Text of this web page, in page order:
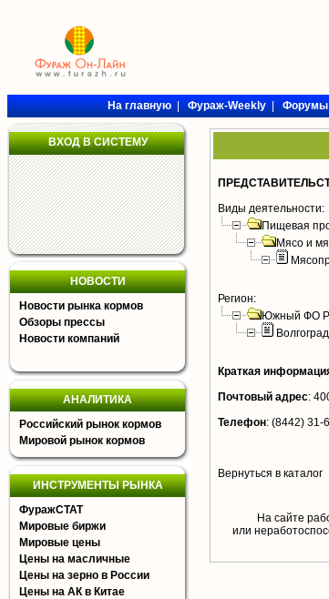
На главную|Фураж-Weekly|Форумы
ВХОД В СИСТЕМУ
НОВОСТИ
Новости рынка кормов
Обзоры прессы
Новости компаний
АНАЛИТИКА
Российский рынок кормов
Мировой рынок кормов
ИНСТРУМЕНТЫ РЫНКА
ФуражСТАТ
Мировые биржи
Мировые цены
Цены на масличные
Цены на зерно в России
Цены на АК в Китае
Виды деятельности:
Пищевая
Мясо и
Регион:
Южный ФО
Краткая
Почтовый адрес:
Телефон: (8442) 31-
Вернуться в каталог
На сайте
или